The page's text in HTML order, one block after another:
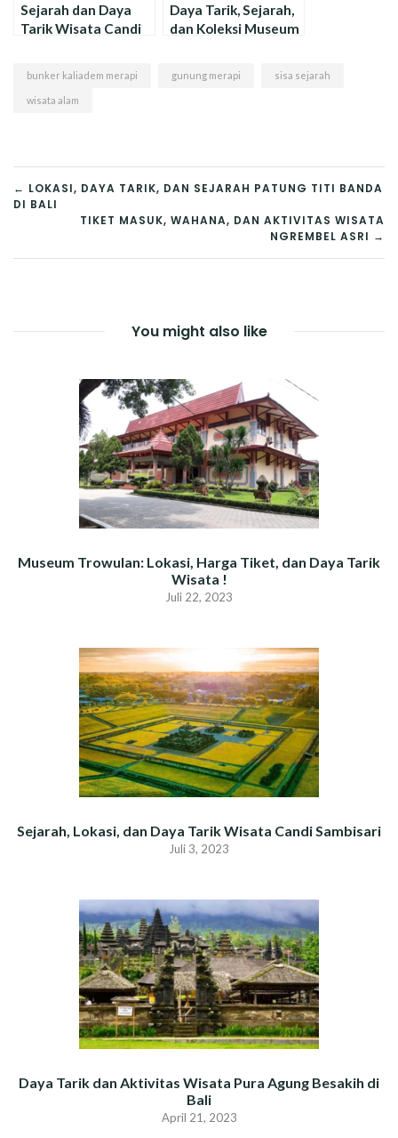
Sejarah dan Daya
Tarik Wisata Candi
Daya Tarik, Sejarah,
dan Koleksi Museum
bunker kaliadem merapi gunung merapi sisa sejarah
wisata alam
NAVIGASI
← LOKASI, DAYA TARIK, DAN SEJARAH PATUNG TITI BANDA
DI BALI
TIKET MASUK, WAHANA, DAN AKTIVITAS WISATA
NGREMBEL ASRI →
You might also like
Museum Trowulan: Lokasi, Harga Tiket, dan Daya Tarik
Wisata !
Juli 22, 2023
Sejarah, Lokasi, dan Daya Tarik Wisata Candi Sambisari
Juli 3, 2023
Daya Tarik dan Aktivitas Wisata Pura Agung Besakih di
Bali
April 21, 2023